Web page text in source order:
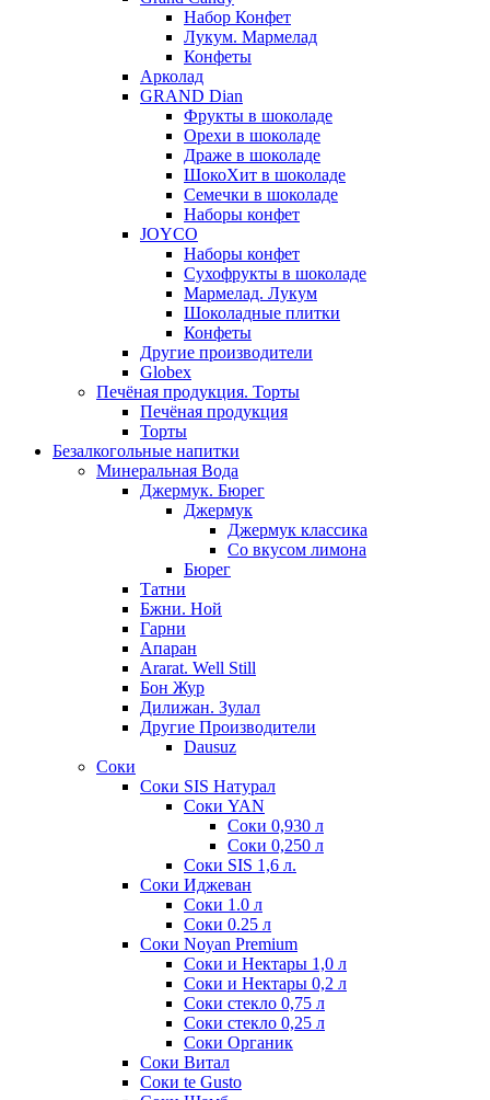
Набор Конфет
Лукум. Мармелад
Конфеты
Арколад
GRAND Dian
Фрукты в шоколаде
Орехи в шоколаде
Драже в шоколаде
ШокоХит в шоколаде
Семечки в шоколаде
Наборы конфет
JOYCO
Наборы конфет
Сухофрукты в шоколаде
Мармелад. Лукум
Шоколадные плитки
Конфеты
Другие производители
Globex
Печёная продукция. Торты
Печёная продукция
Торты
Безалкогольные напитки
Минеральная Вода
Джермук. Бюрег
Джермук
Джермук классика
Со вкусом лимона
Бюрег
Татни
Бжни. Ной
Гарни
Апаран
Ararat. Well Still
Бон Жур
Дилижан. Зулал
Другие Производители
Dausuz
Соки
Соки SIS Натурал
Соки YAN
Соки 0,930 л
Соки 0,250 л
Соки SIS 1,6 л.
Соки Иджеван
Соки 1.0 л
Соки 0.25 л
Соки Noyan Premium
Соки и Нектары 1,0 л
Соки и Нектары 0,2 л
Соки стекло 0,75 л
Соки стекло 0,25 л
Соки Органик
Соки Витал
Соки te Gusto